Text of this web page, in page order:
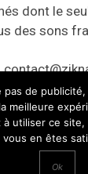
dont le
des sons
de
meilleure
à utiliser ce
vous en êtes
Ok